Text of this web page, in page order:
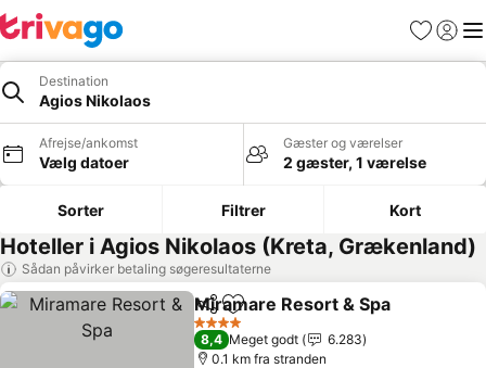
Favoritter
Log ind
Destination
Agios Nikolaos
Afrejse/ankomst
Vælg datoer
Gæster og værelser
2 gæster, 1 værelse
Sorter Filtrer Kort
Hoteller i Agios Nikolaos (Kreta, Grækenland)
Sådan påvirker betaling søgeresultaterne
Del Føj til favoritter
Miramare Resort & Spa
4 Stjerner
8,4 Meget godt
6.283
0.1 km fra stranden